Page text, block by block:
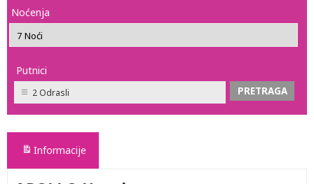
Noćenja
Putnici
2 Odrasli
Informacije